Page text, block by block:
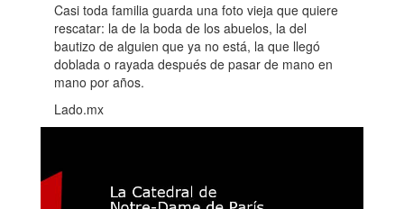
Casi toda familia guarda una foto vieja que quiere
rescatar: la de la boda de los abuelos, la del
bautizo de alguien que ya no está, la que llegó
doblada o rayada después de pasar de mano en
mano por años.
Lado.mx